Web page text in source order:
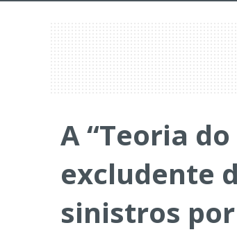
A “Teoria
excludente
sinistros